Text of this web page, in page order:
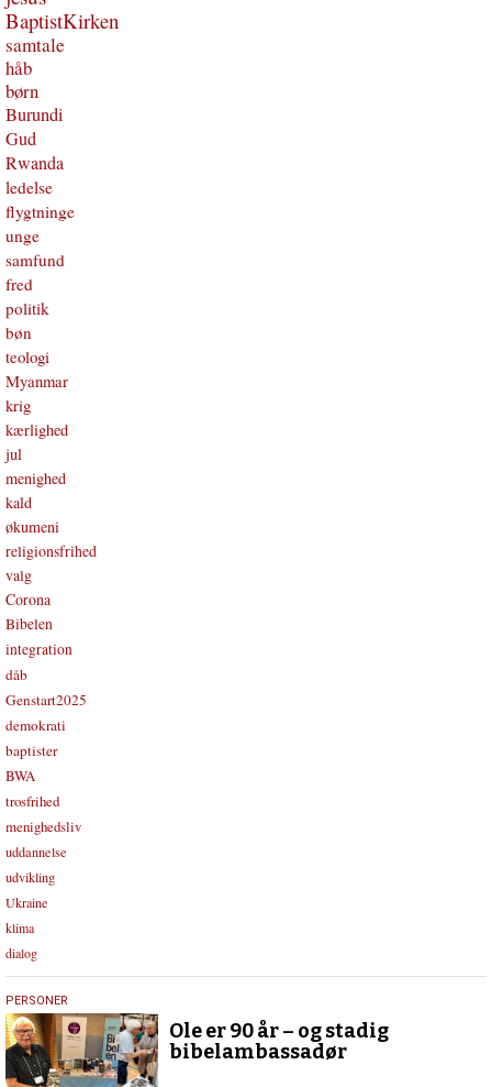
BaptistKirken
samtale
håb
børn
Burundi
Gud
Rwanda
ledelse
flygtninge
unge
samfund
fred
politik
bøn
teologi
Myanmar
krig
kærlighed
jul
menighed
kald
økumeni
religionsfrihed
valg
Corona
Bibelen
integration
dåb
Genstart2025
demokrati
baptister
BWA
trosfrihed
menighedsliv
uddannelse
udvikling
Ukraine
klima
dialog
12.
juli
2026
PERSONER
Ole er 90 år – og stadig
bibelambassadør